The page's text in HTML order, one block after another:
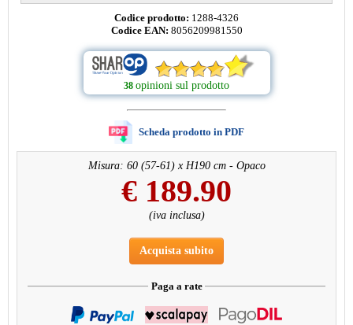
Codice prodotto: 1288-4326
Codice EAN: 8056209981550
38 opinioni sul prodotto
Scheda prodotto in PDF
Misura: 60 (57-61) x H190 cm - Opaco
€ 189.90
(iva inclusa)
Acquista subito
Paga a rate